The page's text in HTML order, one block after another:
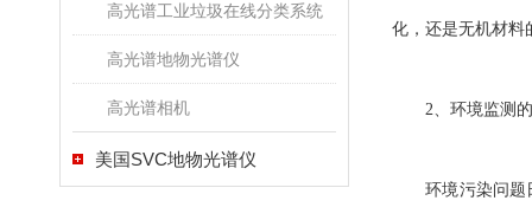
高光谱工业垃圾在线分类系统
高光谱地物光谱仪
高光谱相机
美国SVC地物光谱仪
化，还是无机材料
2、环境监测的
环境污染问题日